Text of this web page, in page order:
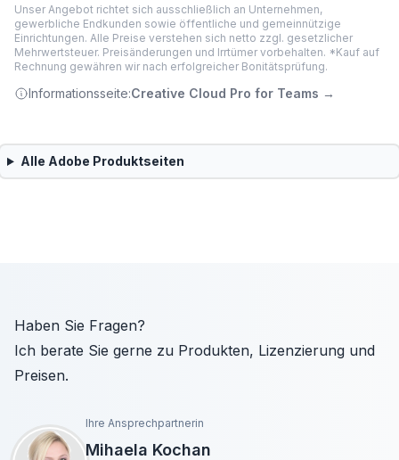
Unser Angebot richtet sich ausschließlich an Unternehmen,
gewerbliche Endkunden sowie öffentliche und gemeinnützige
Einrichtungen. Alle Preise verstehen sich netto zzgl. gesetzlicher
Mehrwertsteuer. Preisänderungen und Irrtümer vorbehalten. *Kauf auf
Rechnung gewähren wir nach erfolgreicher Bonitätsprüfung.
Informationsseite:Creative Cloud Pro for Teams →
Alle Adobe Produktseiten
Haben Sie Fragen?
Ich berate Sie gerne zu Produkten, Lizenzierung und
Preisen.
Ihre Ansprechpartnerin
Mihaela Kochan